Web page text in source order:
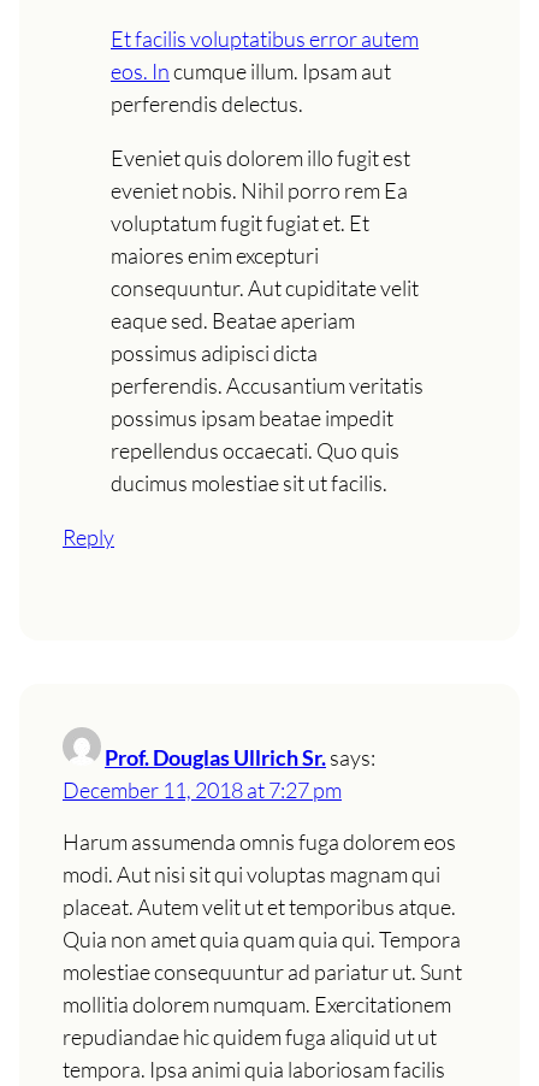
Et facilis voluptatibus error autem
eos. Incumque illum. Ipsam aut
perferendis delectus.
Eveniet quis dolorem illo fugit est
eveniet nobis. Nihil porro rem Ea
voluptatum fugit fugiat et. Et
maiores enim excepturi
consequuntur. Aut cupiditate velit
eaque sed. Beatae aperiam
possimus adipisci dicta
perferendis. Accusantium veritatis
possimus ipsam beatae impedit
repellendus occaecati. Quo quis
ducimus molestiae sit ut facilis.
Reply
Prof. Douglas Ullrich Sr.says:
December 11, 2018 at 7:27 pm
Harum assumenda omnis fuga dolorem eos
modi. Aut nisi sit qui voluptas magnam qui
placeat. Autem velit ut et temporibus atque.
Quia non amet quia quam quia qui. Tempora
molestiae consequuntur ad pariatur ut. Sunt
mollitia dolorem numquam. Exercitationem
repudiandae hic quidem fuga aliquid ut ut
tempora. Ipsa animi quia laboriosam facilis